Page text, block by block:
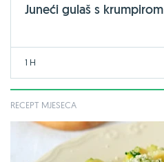
Juneći gulaš s krumpirom
1 H
RECEPT MJESECA